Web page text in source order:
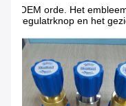
OEM orde. Het
regulatrknop en het